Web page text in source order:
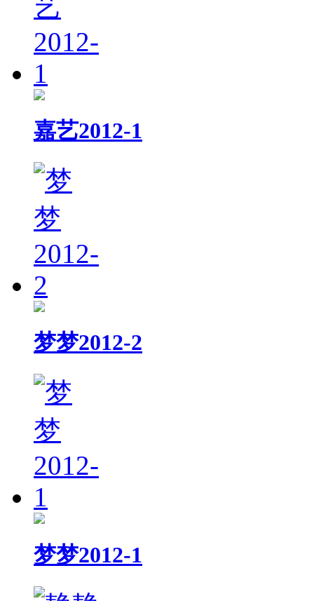
嘉艺2012-1
梦梦2012-2
梦梦2012-1